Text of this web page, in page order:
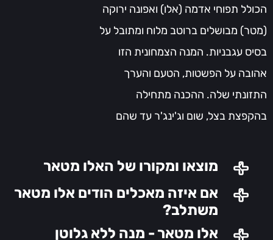
הכולל תפוחי אדמה (אלו) ואפונה ירוקה
(מטר) מבושלים ברוטב מלוח ומתובל על
בסיס עגבניות. המנה הצמחונית הזו
אהובה על הפשטות, הטעם והערך
התזונתי שלה. ההכנה מתחילה
בהקפצת בצל, שום וג'ינג'ר עד שהם
ותערובת תבלינים, כולל כמון, כורכום,
עשיר וארומטי. תפוחי אדמה חתוכים
מוצאו ומקורו של האלו מטאר
אם איזה מאכלים הודים אלו מטאר
משתלב?
אלו מטאר - מנה ללא גלוטן